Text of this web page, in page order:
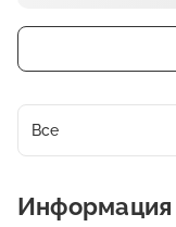
Все
Информация